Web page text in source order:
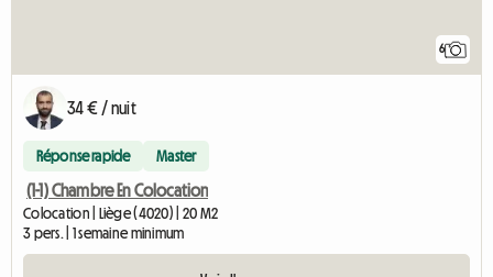
6
34 € / nuit
Réponse rapide Master
(1-1) Chambre En Colocation
Colocation | Liège (4020) | 20 M2
3 pers. | 1 semaine minimum